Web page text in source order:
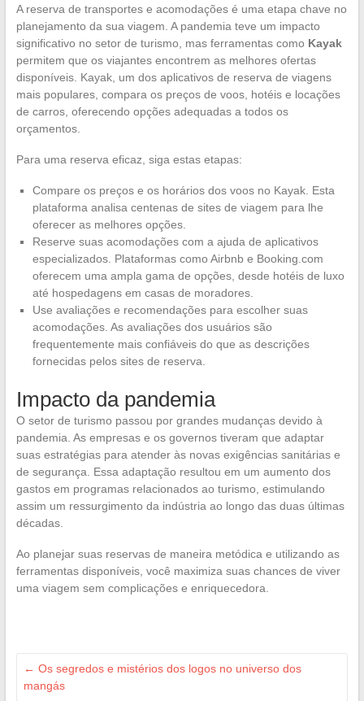
A reserva de transportes e acomodações é uma etapa chave no
planejamento da sua viagem. A pandemia teve um impacto
significativo no setor de turismo, mas ferramentas como Kayak
permitem que os viajantes encontrem as melhores ofertas
disponíveis. Kayak, um dos aplicativos de reserva de viagens
mais populares, compara os preços de voos, hotéis e locações
de carros, oferecendo opções adequadas a todos os
orçamentos.
Para uma reserva eficaz, siga estas etapas:
Compare os preços e os horários dos voos no Kayak. Esta
plataforma analisa centenas de sites de viagem para lhe
oferecer as melhores opções.
Reserve suas acomodações com a ajuda de aplicativos
especializados. Plataformas como Airbnb e Booking.com
oferecem uma ampla gama de opções, desde hotéis de luxo
até hospedagens em casas de moradores.
Use avaliações e recomendações para escolher suas
acomodações. As avaliações dos usuários são
frequentemente mais confiáveis do que as descrições
fornecidas pelos sites de reserva.
Impacto da pandemia
O setor de turismo passou por grandes mudanças devido à
pandemia. As empresas e os governos tiveram que adaptar
suas estratégias para atender às novas exigências sanitárias e
de segurança. Essa adaptação resultou em um aumento dos
gastos em programas relacionados ao turismo, estimulando
assim um ressurgimento da indústria ao longo das duas últimas
décadas.
Ao planejar suas reservas de maneira metódica e utilizando as
ferramentas disponíveis, você maximiza suas chances de viver
uma viagem sem complicações e enriquecedora.
← Os segredos e mistérios dos logos no universo dos
mangás